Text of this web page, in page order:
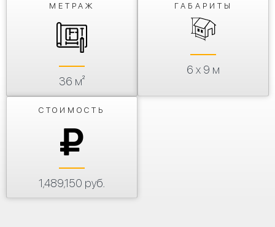
МЕТРАЖ
36 м²
ГАБАРИТЫ
6 х 9 м
СТОИМОСТЬ
1,489,150 руб.